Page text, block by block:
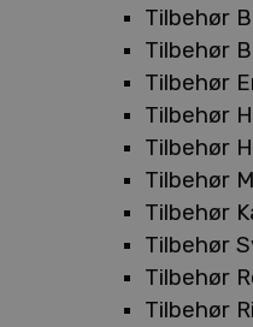
Tilbehør
Tilbehør
Tilbehør
Tilbehør
Tilbehør
Tilbehør
Tilbehør
Tilbehør
Tilbehør
Tilbehør